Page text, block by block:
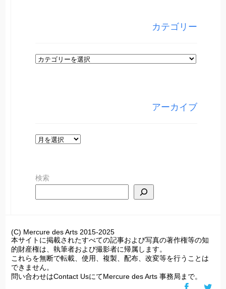
カテゴリー
カ
アーカイブ
ア
イ
検索
(C) Mercure des Arts 2015-2025
本サイトに掲載されたすべての記事および写真の著作権等の知
的財産権は、執筆者および撮影者に帰属します。
これらを無断で転載、使用、複製、配布、改変等を行うことは
できません。
問い合わせはContact UsにてMercure des Arts 事務局まで。